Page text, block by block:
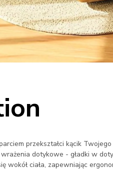
przekształci kącik
dotykowe - gładki w
wokół ciała, zapewniając